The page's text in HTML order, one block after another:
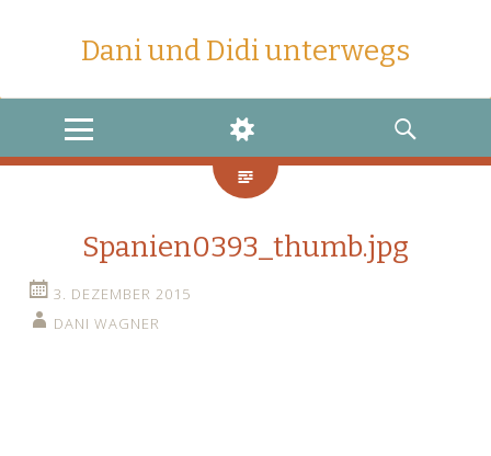
Dani und Didi unterwegs
MENU
WIDGETS
SEARCH
Spanien0393_thumb.jpg
3. DEZEMBER 2015
DANI WAGNER